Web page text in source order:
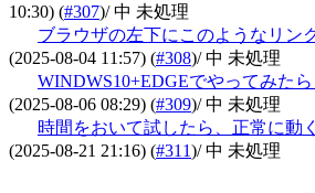
10:30) (#307)/ 中 未処理
ブラウザの左下にこのようなリン
(2025-08-04 11:57) (#308)/ 中 未処理
WINDWS10+EDGEでやってみた
(2025-08-06 08:29) (#309)/ 中 未処理
時間をおいて試したら、正常に動
(2025-08-21 21:16) (#311)/ 中 未処理